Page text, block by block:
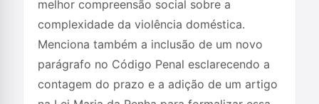
melhor compreensão social sobre a
complexidade da violência doméstica.
Menciona também a inclusão de um novo
parágrafo no Código Penal esclarecendo a
contagem do prazo e a adição de um artigo